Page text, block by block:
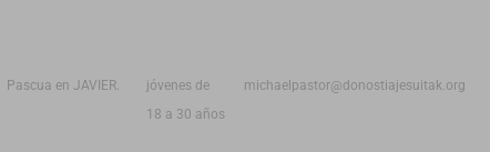
Pascua en JAVIER.
jóvenes de
18 a 30 años
michaelpastor@donostiajesuitak.org